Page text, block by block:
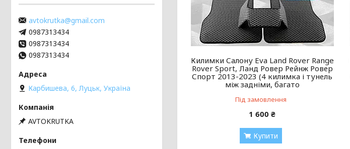
Килимки Салону Eva Land Rover Range
Rover Sport, Ланд Ровер Рейнж Ровер
Спорт 2013-2023 (4 килимка і тунель
між задніми, багато
Під замовлення
1 600 ₴
Купити
avtokrutka@gmail.com
0987313434
0987313434
0987313434
Карбишева, 6, Луцьк, Україна
AVTOKRUTKA